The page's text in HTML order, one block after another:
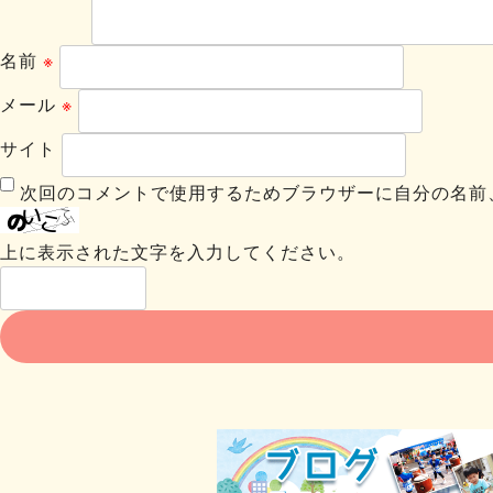
名前 ※
メール ※
サイト
次回のコメントで使用するためブラウザーに自分の名
上に表示された文字を入力してください。